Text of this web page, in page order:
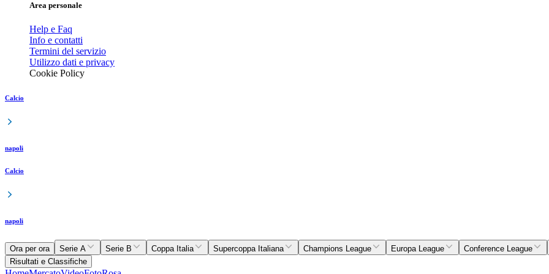
Area personale
Help e Faq
Info e contatti
Termini del servizio
Utilizzo dati e privacy
Cookie Policy
Calcio
napoli
Calcio
napoli
Ora per ora Serie A Serie B Coppa Italia Supercoppa Italiana Champions League Europa League
Conference League
Risultati e Classifiche